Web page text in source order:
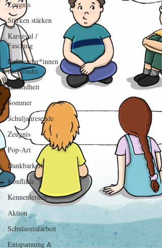
Zeugnis
Stärken stärken
Karneval /
Fasching
Referendar*innen
und Studis
Gesundheit
Sommer
Schuljahresende
Zeugnis
Pop-Art
Dankbarkeit
Konflikte
Kennenlernen
Aktion
Schulsozialarbeit
Entspannung &